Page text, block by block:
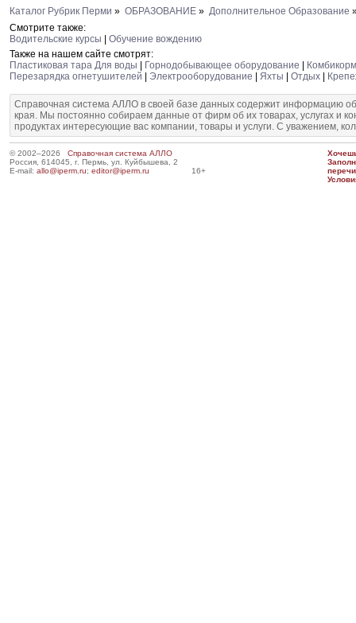
Каталог Рубрик Перми » ОБРАЗОВАНИЕ » Дополнительное Образование
Смотрите также:
Водительские курсы
Обучение вождению
Также на нашем сайте смотрят:
Пластиковая тара Для воды
Горнодобывающее оборудование
Комбикорм
Перезарядка огнетушителей
Электрооборудование Яхты Отдых
Справочная система АЛЛО в своей базе данных содержит информацию
края. Мы постоянно собираем данные от фирм об их товарах, услугах и
продуктах интересующие вас компании, товары и услуги. С уважением,
© 2002–2026 Справочная система АЛЛО
Россия, 614045, г. Пермь, ул. Куйбышева, 2
E-mail: allo@iperm.ru; editor@iperm.ru 16+